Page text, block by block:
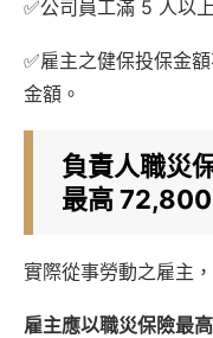
✅公司員工滿 5 人以
✅雇主之健保投保金
金額。
負責人職災
最高
實際從事勞動之雇主
雇主應以職災保險最